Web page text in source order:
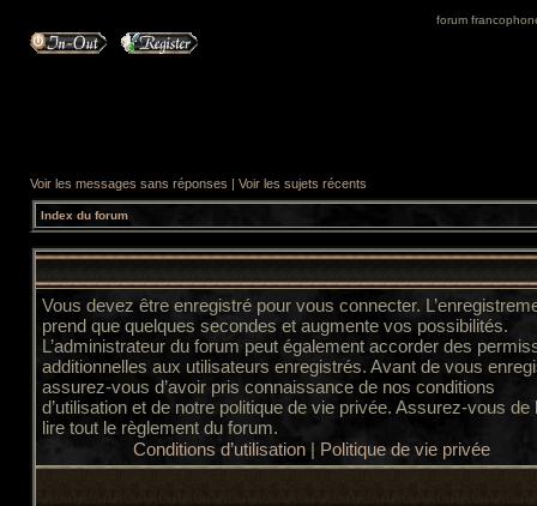
forum
Voir les messages sans réponses | Voir les sujets récents
Index du forum
Vous devez être enregistré pour vous connecter.
prend que quelques secondes et augmente vos possibilités.
L’administrateur du forum peut également accorder des
additionnelles aux utilisateurs enregistrés. Avant de vous
assurez-vous d’avoir pris connaissance de nos conditions
d’utilisation et de notre politique de vie privée. Assurez-vous de
lire tout le règlement du forum.
Conditions d’utilisation| Politique de vie privée